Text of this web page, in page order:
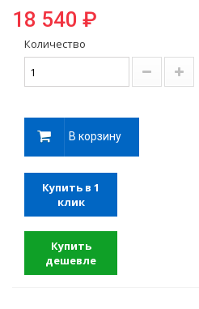
18 540 ₽
Количество
В корзину
Купить в 1
клик
Купить
дешевле